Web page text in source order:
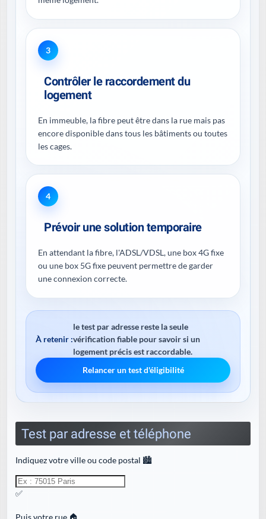
3
Contrôler le raccordement du
logement
En immeuble, la fibre peut être dans la rue mais pas
encore disponible dans tous les bâtiments ou toutes
les cages.
4
Prévoir une solution temporaire
En attendant la fibre, l'ADSL/VDSL, une box 4G fixe
ou une box 5G fixe peuvent permettre de garder
une connexion correcte.
À retenir :
le test par adresse reste la seule
vérification fiable pour savoir si un
logement précis est raccordable.
Relancer un test d'éligibilité
Test par adresse et téléphone
Indiquez votre ville ou code postal 🏙️
✅
Puis votre rue 🏠